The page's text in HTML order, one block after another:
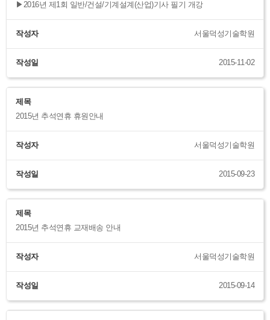
▶2016년 제1회 일반/건설/기계설계(산업)기사 필기 개강
작성자 서울덕성기술학원
작성일 2015-11-02
제목
2015년 추석연휴 휴원안내
작성자 서울덕성기술학원
작성일 2015-09-23
제목
2015년 추석연휴 교재배송 안내
작성자 서울덕성기술학원
작성일 2015-09-14